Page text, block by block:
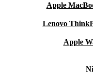
Apple
Lenovo
Apple